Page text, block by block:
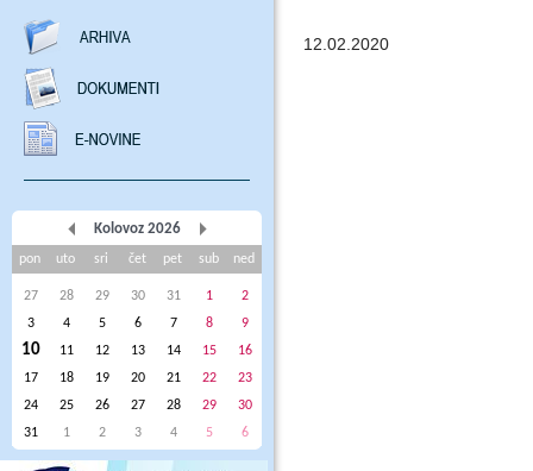
Kolovoz 2026
pon uto sri čet pet sub ned
27 28 29 30 31 1
2
3
4 5 6 7 8 9
10 11 12 13 14 15
16
17
18 19 20 21 22
23
24
25 26 27 28 29
30
31
1 2 3 4 5 6
12.02.2020